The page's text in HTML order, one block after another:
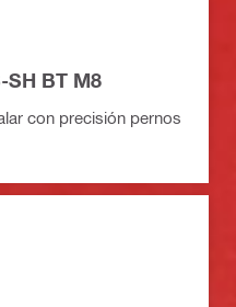
BT M8
con precisión pernos